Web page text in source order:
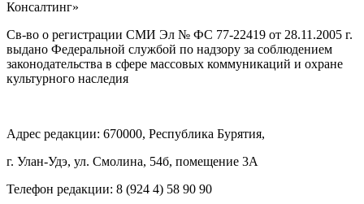
Консалтинг»
Св-во о регистрации СМИ Эл № ФС 77-22419 от 28.11.2005 г.
выдано Федеральной службой по надзору за соблюдением
законодательства в сфере массовых коммуникаций и охране
культурного наследия
Адрес редакции: 670000, Республика Бурятия,
г. Улан-Удэ, ул. Смолина, 54б, помещение 3А
Телефон редакции: ‎‎8 (924 4) 58 90 90